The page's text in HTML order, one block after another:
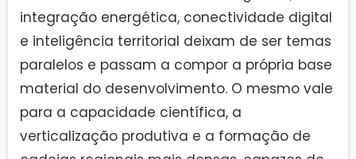
integração energética, conectividade digital
e inteligência territorial deixam de ser temas
paralelos e passam a compor a própria base
material do desenvolvimento. O mesmo vale
para a capacidade científica, a
verticalização produtiva e a formação de